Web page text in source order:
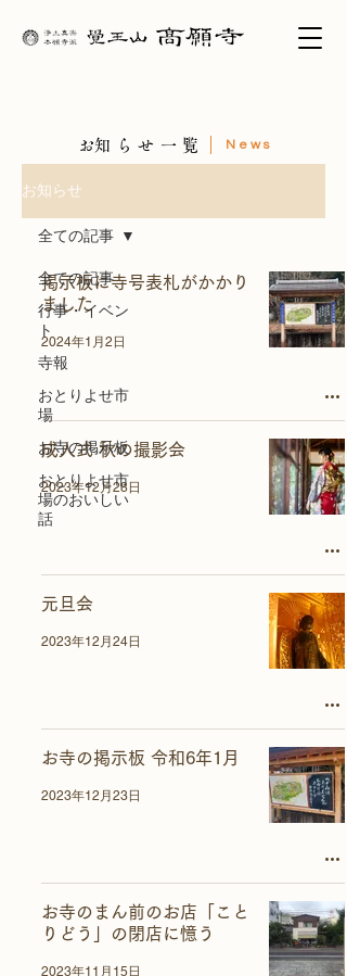
お知らせ
全ての記事
行事・イベン
ト
寺報
おとりよせ市
場
お寺の掲示板
おとりよせ市
場のおいしい
話
全ての記事
掲示板に寺号表札がかかり
ました
2024年1月2日
成人式 秋の撮影会
2023年12月28日
元旦会
2023年12月24日
お寺の掲示板 令和6年1月
2023年12月23日
お寺のまん前のお店「こと
りどう」の閉店に憶う
2023年11月15日
​お知らせ一覧 News